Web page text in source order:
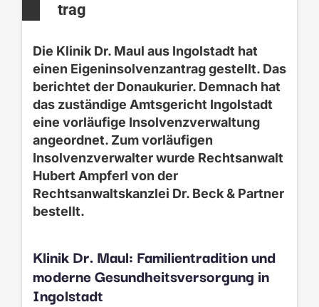
trag
Die Klinik Dr. Maul aus Ingolstadt hat
einen Eigeninsolvenzantrag gestellt. Das
berichtet der Donaukurier. Demnach hat
das zuständige Amtsgericht Ingolstadt
eine vorläufige Insolvenzverwaltung
angeordnet. Zum vorläufigen
Insolvenzverwalter wurde Rechtsanwalt
Hubert Ampferl von der
Rechtsanwaltskanzlei Dr. Beck & Partner
bestellt.
Klinik Dr. Maul: Familientradition und
moderne Gesundheitsversorgung in
Ingolstadt